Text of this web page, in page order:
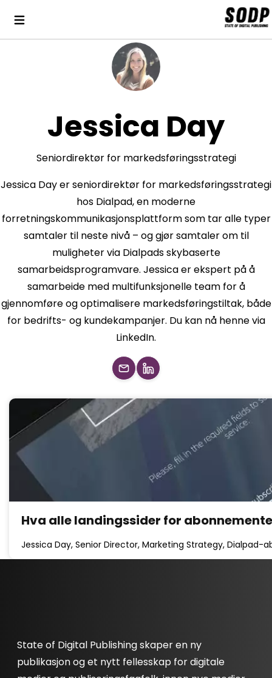
Jessica Day
Seniordirektør for markedsføringsstrategi
Jessica Day er seniordirektør for markedsføringsstrategi
hos Dialpad, en moderne
forretningskommunikasjonsplattform som tar alle typer
samtaler til neste nivå – og gjør samtaler om til
muligheter via Dialpads skybaserte
samarbeidsprogramvare. Jessica er ekspert på å
samarbeide med multifunksjonelle team for å
gjennomføre og optimalisere markedsføringstiltak, både
for bedrifts- og kundekampanjer. Du kan nå henne via
LinkedIn.
Hva alle landingssider for
Jessica Day, Senior Director, Marketing Strategy,
State of Digital Publishing skaper en ny
publikasjon og et nytt fellesskap for digitale